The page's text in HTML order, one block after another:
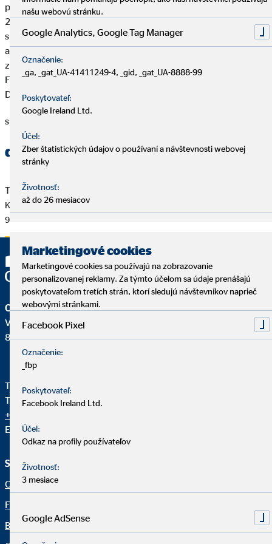
poskytuje svoje služby takmer 3,26 miliónom klientov. V roku
2015 dosiahol OVB Holding AG so svoji-mi dcérskymi
spoločnosťami celkové prijaté provízie vo výške 224,7 mil. eur
a EBIT vo výške 14 mil. eur. OVB Holding AG je od júla 2006
zapísaný do zoznamu spoločností obchodovateľných na
Frankfurtskej burze cenných papierov (Prime Standard, ISIN
DE0006286560).
späť
ďalšie dokumenty
Tlačová správa zo dňa 10.02.2017
Kontinuita vo vedení spoločnosti
91 KB
OVB Allfinanz Slovensko a.s.
Vajnorská 100/A
831 04 Bratislava - mestská časť Nové Mesto
Telefón pre klientov OVB:
Telefón Centrála OVB:+421 2 58 10 24 11
+421 2 58 10 24 12
E-mail:info@ovb.sk
Služby a informácie
O nás
Finančné riešenia
Blog
našu webovú stránku.
Google Analytics, Google Tag Manager
Označenie:
_ga, _gat_UA-41411249-4, _gid, _gat_UA-8888-99
Poskytovateľ:
Google Ireland Ltd.
Účel:
Zber štatistických údajov o používaní a návštevnosti webovej
stránky
Životnosť:
až do 26 mesiacov
Marketingové cookies
Marketingové cookies sa používajú na zobrazovanie
personalizovanej reklamy. Za týmto účelom sa údaje prenášajú
poskytovateľom tretích strán, ktorí sledujú návštevníkov naprieč
webovými stránkami.
Facebook Pixel
Označenie:
_fbp
Poskytovateľ:
Facebook Ireland Ltd.
Účel:
Odkaz na profily používateľov
Životnosť:
3 mesiace
Google AdSense